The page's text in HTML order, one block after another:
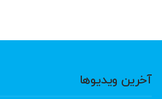
آخرین ویدیوها